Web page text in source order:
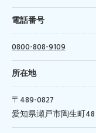
電話番号
0800-808-9109
所在地
〒489-0827
愛知県瀬戸市陶生町48